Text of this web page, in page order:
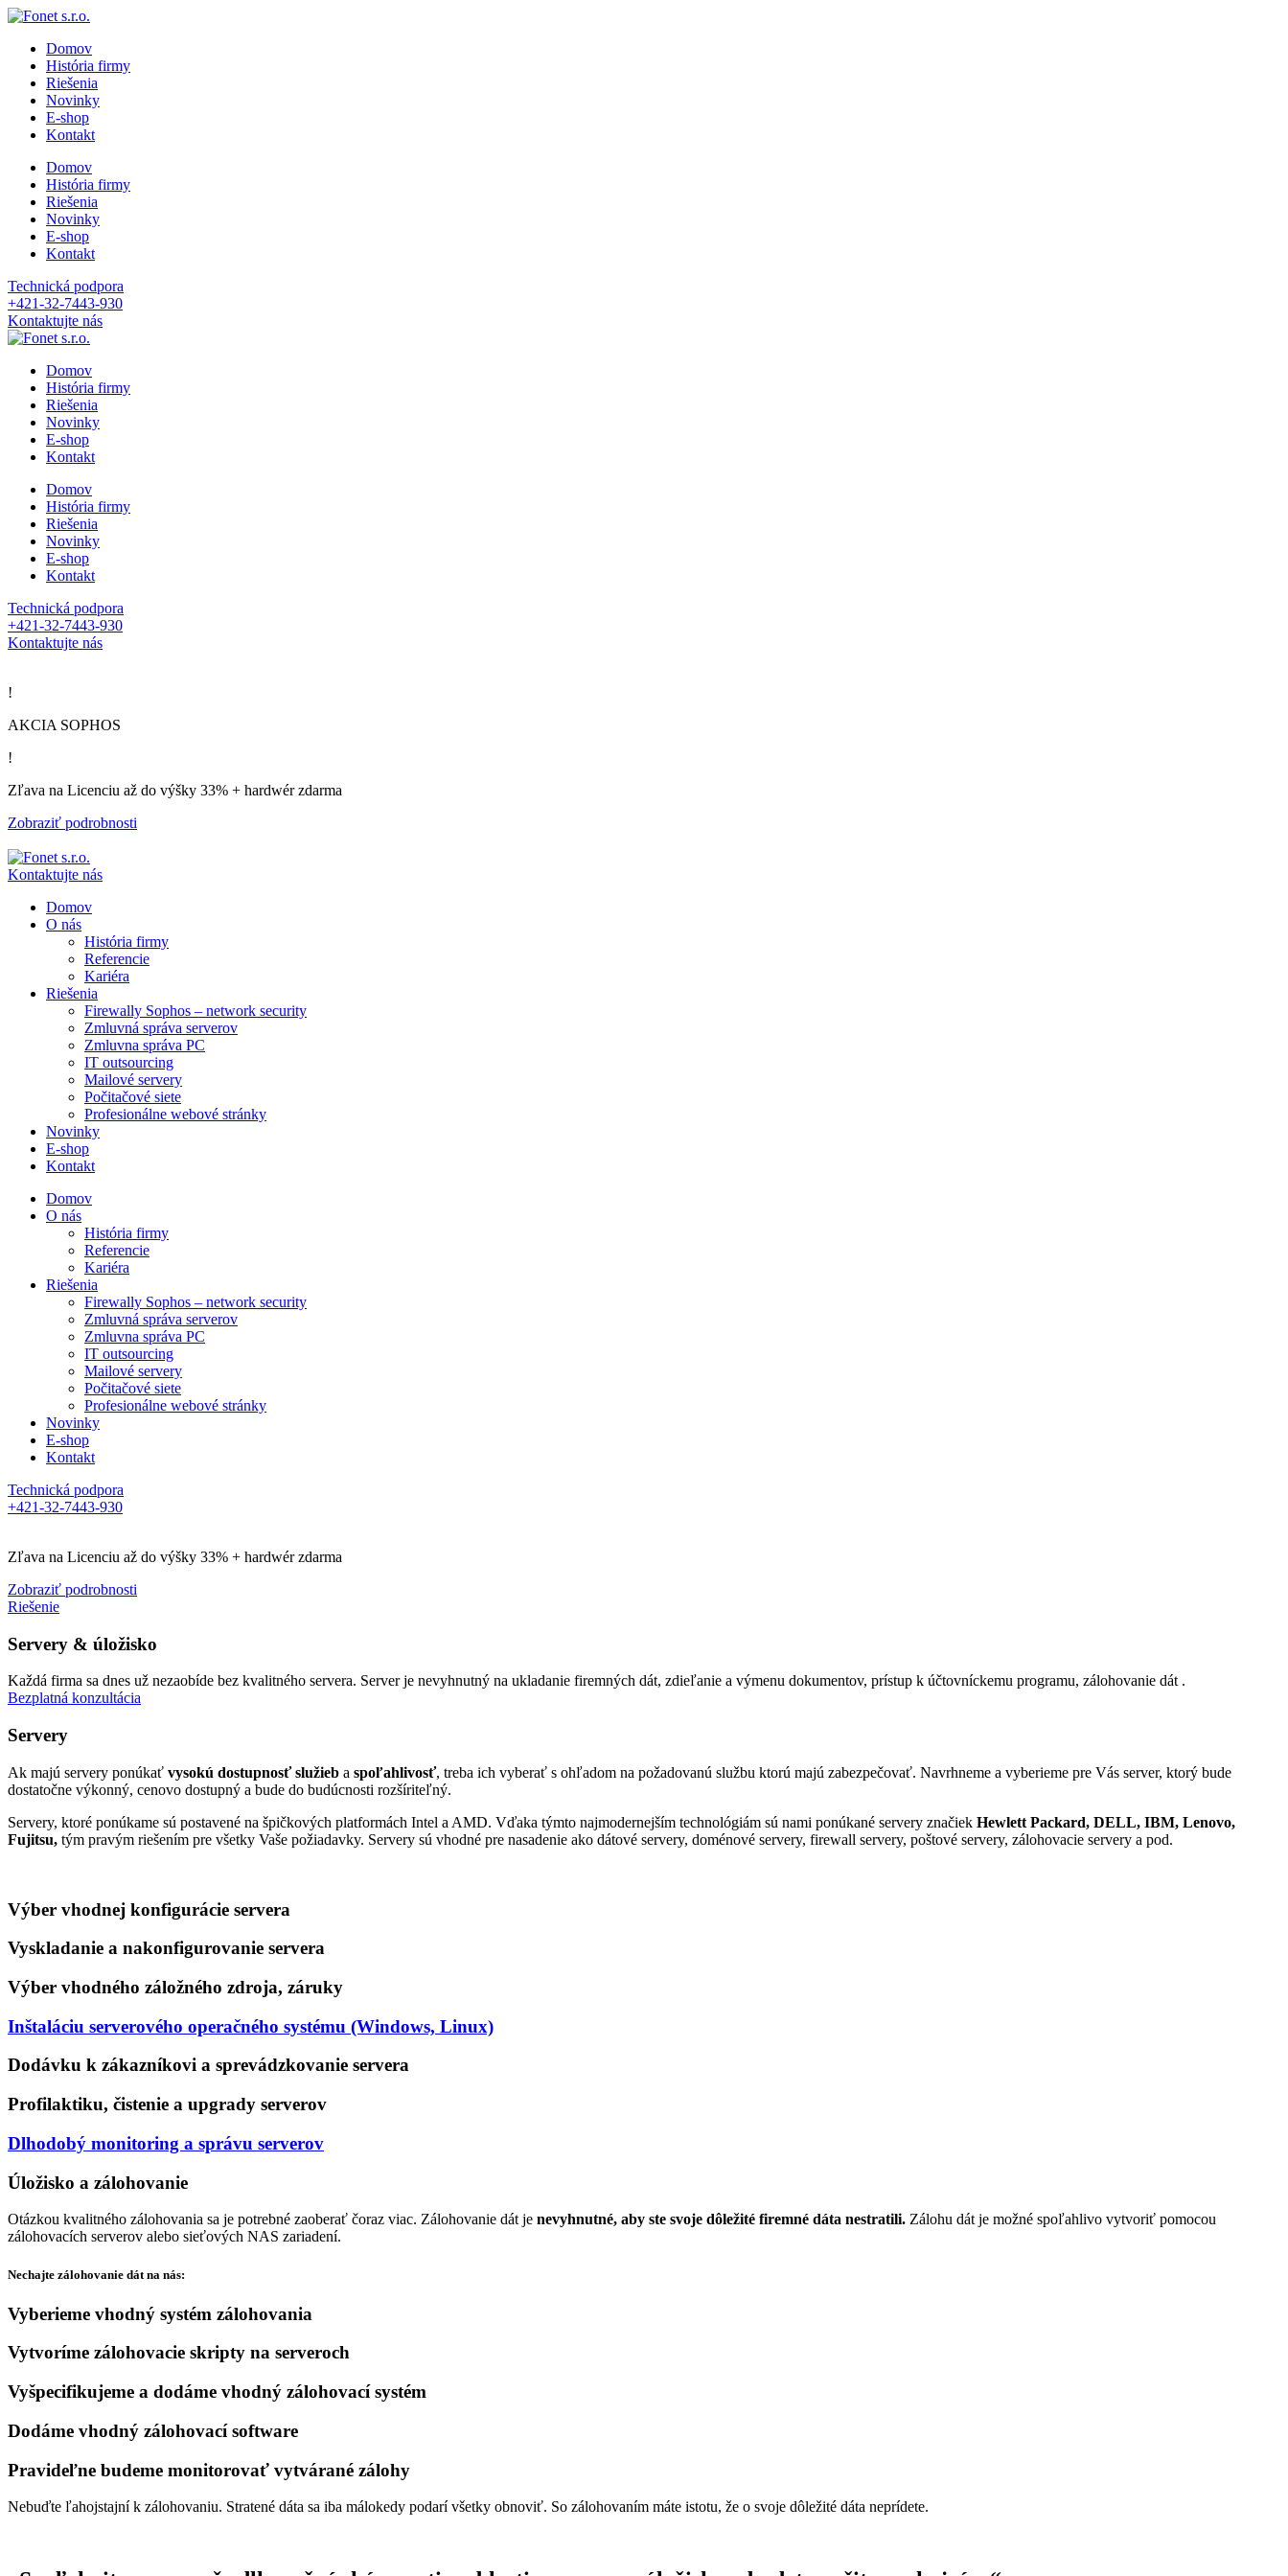
Domov
História firmy
Riešenia
Novinky
E-shop
Kontakt
Domov
História firmy
Riešenia
Novinky
E-shop
Kontakt
Technická podpora
+421-32-7443-930
Kontaktujte nás
Domov
História firmy
Riešenia
Novinky
E-shop
Kontakt
Domov
História firmy
Riešenia
Novinky
E-shop
Kontakt
Technická podpora
+421-32-7443-930
Kontaktujte nás
!
AKCIA SOPHOS
!
Zľava na Licenciu až do výšky 33% + hardwér zdarma
Zobraziť podrobnosti
Kontaktujte nás
Domov
O nás
História firmy
Referencie
Kariéra
Riešenia
Firewally Sophos – network security
Zmluvná správa serverov
Zmluvna správa PC
IT outsourcing
Mailové servery
Počitačové siete
Profesionálne webové stránky
Novinky
E-shop
Kontakt
Domov
O nás
História firmy
Referencie
Kariéra
Riešenia
Firewally Sophos – network security
Zmluvná správa serverov
Zmluvna správa PC
IT outsourcing
Mailové servery
Počitačové siete
Profesionálne webové stránky
Novinky
E-shop
Kontakt
Technická podpora
+421-32-7443-930
Zľava na Licenciu až do výšky 33% + hardwér zdarma
Zobraziť podrobnosti
Riešenie
Servery & úložisko
Každá firma sa dnes už nezaobíde bez kvalitného servera. Server je nevyhnutný na ukladanie firemných dát, zdieľanie a výmenu dokumentov, prístup k účtovníckemu programu, zálohovanie dát .
Bezplatná konzultácia
Servery
Ak majú servery ponúkať vysokú dostupnosť služieb a spoľahlivosť, treba ich vyberať s ohľadom na požadovanú službu ktorú majú zabezpečovať. Navrhneme a vyberieme pre Vás server, ktorý bude
dostatočne výkonný, cenovo dostupný a bude do budúcnosti rozšíriteľný.
Servery, ktoré ponúkame sú postavené na špičkových platformách Intel a AMD. Vďaka týmto najmodernejším technológiám sú nami ponúkané servery značiek Hewlett Packard, DELL, IBM, Lenovo,
Fujitsu, tým pravým riešením pre všetky Vaše požiadavky. Servery sú vhodné pre nasadenie ako dátové servery, doménové servery, firewall servery, poštové servery, zálohovacie servery a pod.
Výber vhodnej konfigurácie servera
Vyskladanie a nakonfigurovanie servera
Výber vhodného záložného zdroja, záruky
Inštaláciu serverového operačného systému (Windows, Linux)
Dodávku k zákazníkovi a sprevádzkovanie servera
Profilaktiku, čistenie a upgrady serverov
Dlhodobý monitoring a správu serverov
Úložisko a zálohovanie
Otázkou kvalitného zálohovania sa je potrebné zaoberať čoraz viac. Zálohovanie dát je nevyhnutné, aby ste svoje dôležité firemné dáta nestratili. Zálohu dát je možné spoľahlivo vytvoriť pomocou
zálohovacích serverov alebo sieťových NAS zariadení.
Nechajte zálohovanie dát na nás:
Vyberieme vhodný systém zálohovania
Vytvoríme zálohovacie skripty na serveroch
Vyšpecifikujeme a dodáme vhodný zálohovací systém
Dodáme vhodný zálohovací software
Pravideľne budeme monitorovať vytvárané zálohy
Nebuďte ľahojstajní k zálohovaniu. Stratené dáta sa iba málokedy podarí všetky obnoviť. So zálohovaním máte istotu, že o svoje dôležité dáta neprídete.